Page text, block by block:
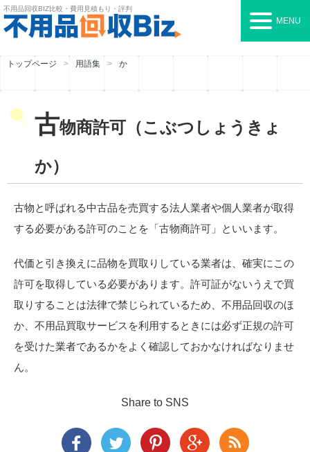
不用品回収BIZ比較・費用見積もり・評判
MENU
トップページ 用語集 か
古物商許可（こぶつしょうきょ
か）
古物と呼ばれる中古品を売買する法人業者や個人業者が取得
する必要がある許可のことを「古物商許可」といいます。
代価と引き換えに品物を買取りしている業者は、確実にこの
許可を取得している必要があります。許可証がないうえで買
取りすることは法律で禁じられているため、不用品回収のほ
か、不用品買取サービスを利用するときには必ず正規の許可
を受けた業者であるかをよく確認しておかなければなりませ
ん。
Share to SNS